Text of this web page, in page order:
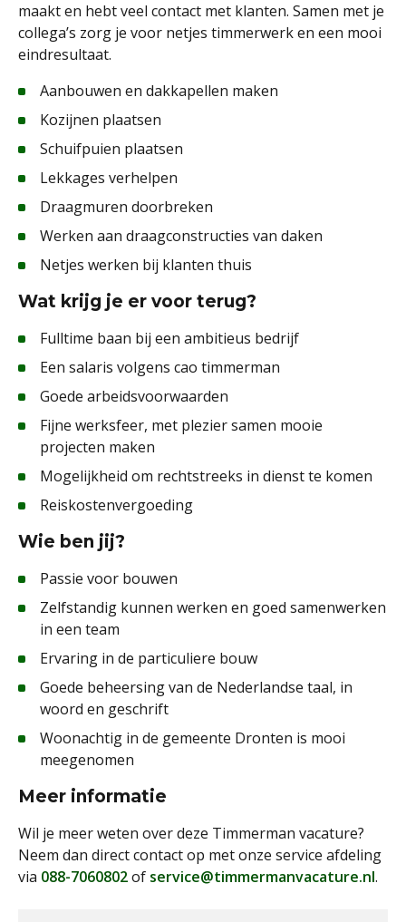
maakt en hebt veel contact met klanten. Samen met je
collega’s zorg je voor netjes timmerwerk en een mooi
eindresultaat.
Aanbouwen en dakkapellen maken
Kozijnen plaatsen
Schuifpuien plaatsen
Lekkages verhelpen
Draagmuren doorbreken
Werken aan draagconstructies van daken
Netjes werken bij klanten thuis
Wat krijg je er voor terug?
Fulltime baan bij een ambitieus bedrijf
Een salaris volgens cao timmerman
Goede arbeidsvoorwaarden
Fijne werksfeer, met plezier samen mooie
projecten maken
Mogelijkheid om rechtstreeks in dienst te komen
Reiskostenvergoeding
Wie ben jij?
Passie voor bouwen
Zelfstandig kunnen werken en goed samenwerken
in een team
Ervaring in de particuliere bouw
Goede beheersing van de Nederlandse taal, in
woord en geschrift
Woonachtig in de gemeente Dronten is mooi
meegenomen
Meer informatie
Wil je meer weten over deze Timmerman vacature?
Neem dan direct contact op met onze service afdeling
via 088-7060802of service@timmermanvacature.nl.